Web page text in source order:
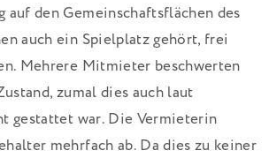
auf den Gemeinschaftsflächen des
auch ein Spielplatz gehört, frei
Mehrere Mitmieter beschwerten
zumal dies auch laut
gestattet war. Die Vermieterin
mehrfach ab. Da dies zu keiner